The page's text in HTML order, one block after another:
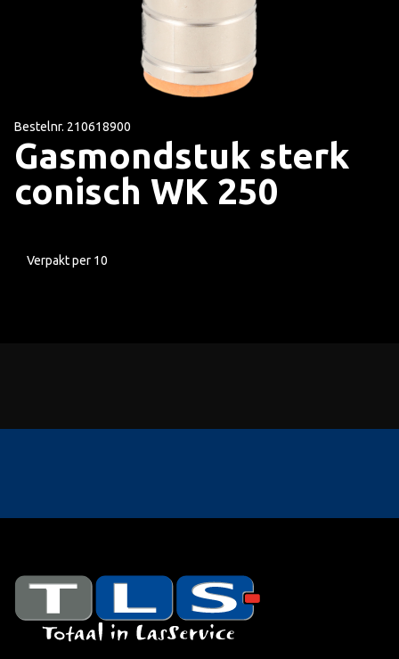
Bestelnr. 210618900
Gasmondstuk sterk
conisch WK 250
Verpakt per 10